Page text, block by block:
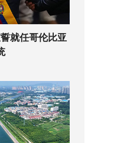
就任哥伦比亚